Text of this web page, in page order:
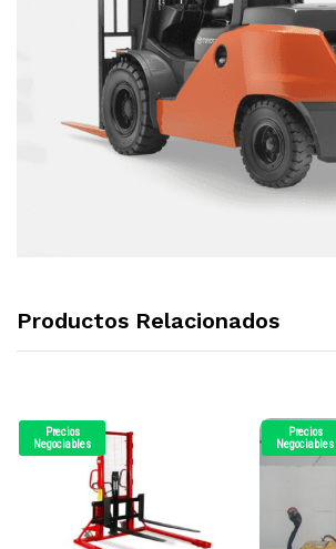
Productos Relacionados
Precios
Negociables
Precios
Negociables